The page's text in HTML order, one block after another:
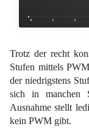
Trotz der recht
Stufen mittels
der niedrigstens
sich in manchen
Ausnahme stellt
kein PWM gibt.